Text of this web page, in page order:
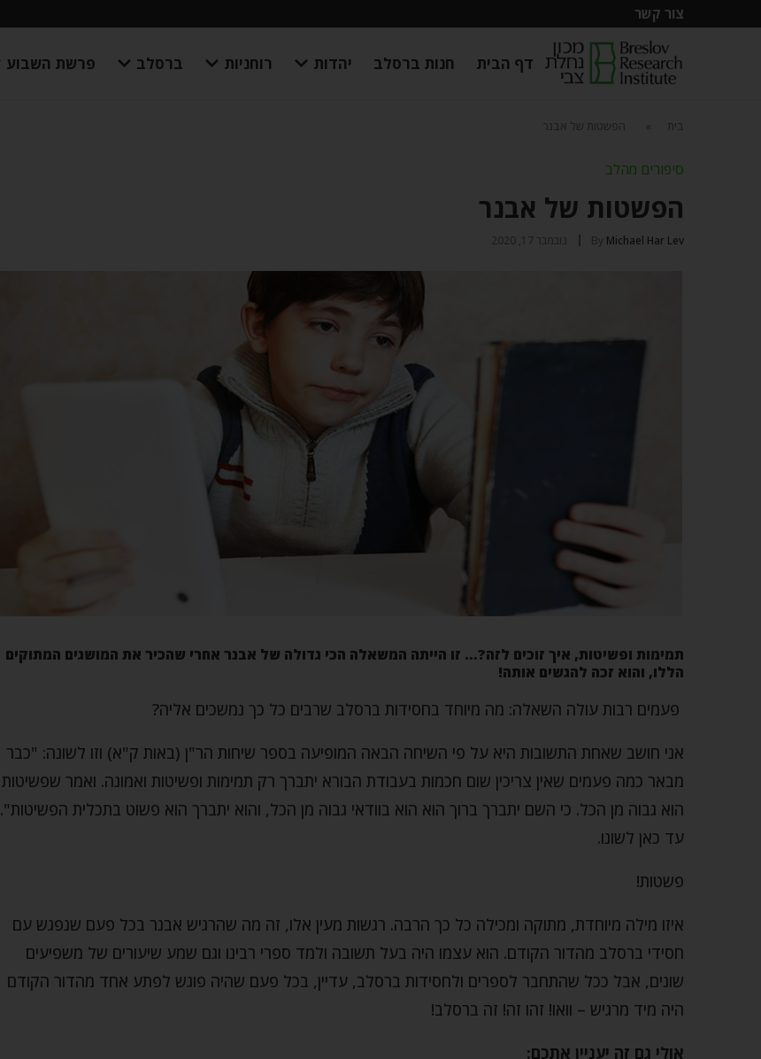
צור קשר
דף הבית חנות ברסלב יהדות רוחניות ברסלב פרשת השבוע
בית הפשטות של אבנר
סיפורים מהלב
הפשטות של אבנר
By Michael Har Lev נובמבר 17, 2020
תמימות ופשיטות, איך זוכים לזה?… זו הייתה המשאלה הכי גדולה של אבנר אחרי שהכיר את המושגים המתוקים
הללו, והוא זכה להגשים אותה!
פעמים רבות עולה השאלה: מה מיוחד בחסידות ברסלב שרבים כל כך נמשכים אליה?
אני חושב שאחת התשובות היא על פי השיחה הבאה המופיעה בספר שיחות הר"ן (באות ק"א) וזו לשונה: "כבר
מבאר כמה פעמים שאין צריכין שום חכמות בעבודת הבורא יתברך רק תמימות ופשיטות ואמונה. ואמר שפשיטות
הוא גבוה מן הכל. כי השם יתברך ברוך הוא הוא בוודאי גבוה מן הכל, והוא יתברך הוא פשוט בתכלית הפשיטות".
עד כאן לשונו.
פשטות!
איזו מילה מיוחדת, מתוקה ומכילה כל כך הרבה. רגשות מעין אלו, זה מה שהרגיש אבנר בכל פעם שנפגש עם
חסידי ברסלב מהדור הקודם. הוא עצמו היה בעל תשובה ולמד ספרי רבינו וגם שמע שיעורים של משפיעים
שונים, אבל ככל שהתחבר לספרים ולחסידות ברסלב, עדיין, בכל פעם שהיה פוגש לפתע אחד מהדור הקודם
היה מיד מרגיש – וואו! זהו זה! זה ברסלב!
אולי גם זה יעניין אתכם: